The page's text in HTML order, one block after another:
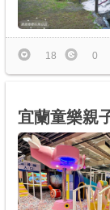
18 0
宜蘭童樂親